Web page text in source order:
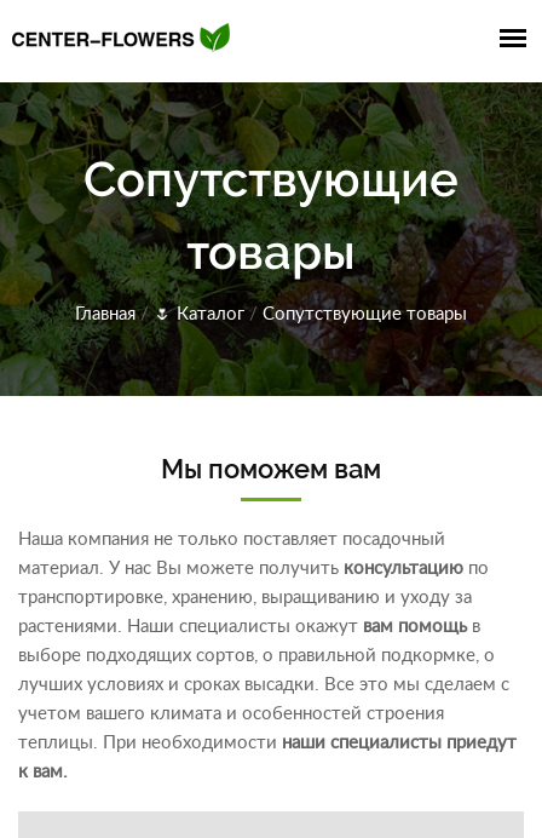
Сопутствующие
товары
Главная/🌷Каталог/ Сопутствующие товары
Мы поможем вам
Наша компания не только поставляет посадочный
материал. У нас Вы можете получить консультацию по
транспортировке, хранению, выращиванию и уходу за
растениями. Наши специалисты окажут вам помощьв
выборе подходящих сортов, о правильной подкормке, о
лучших условиях и сроках высадки. Все это мы сделаем с
учетом вашего климата и особенностей строения
теплицы. При необходимости наши специалисты приедут
к вам.